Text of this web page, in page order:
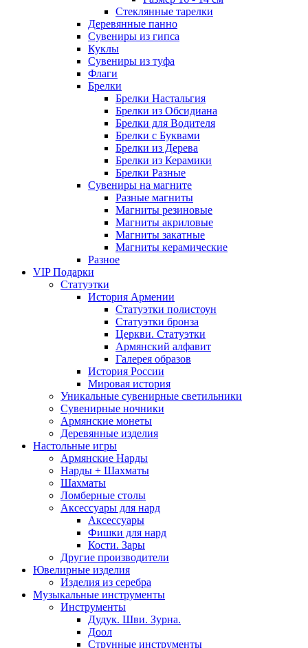
Стеклянные тарелки
Деревянные панно
Сувениры из гипса
Куклы
Сувениры из туфа
Флаги
Брелки
Брелки Настальгия
Брелки из Обсидиана
Брелки для Водителя
Брелки с Буквами
Брелки из Дерева
Брелки из Керамики
Брелки Разные
Сувениры на магните
Разные магниты
Магниты резиновые
Магниты акриловые
Магниты закатные
Магниты керамические
Разное
VIP Подарки
Статуэтки
История Армении
Статуэтки полистоун
Статуэтки бронза
Церкви. Статуэтки
Армянский алфавит
Галерея образов
История России
Мировая история
Уникальные сувенирные светильники
Сувенирные ночники
Армянские монеты
Деревянные изделия
Настольные игры
Армянские Нарды
Нарды + Шахматы
Шахматы
Ломберные столы
Аксессуары для нард
Аксессуары
Фишки для нард
Кости. Зары
Другие производители
Ювелирные изделия
Изделия из серебра
Музыкальные инструменты
Инструменты
Дудук. Шви. Зурна.
Доол
Струнные инструменты